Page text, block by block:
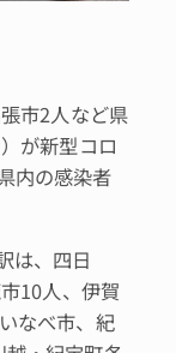
市2人など県
が新型コロ
内の感染者
は、四日
10人、伊賀
なべ市、紀